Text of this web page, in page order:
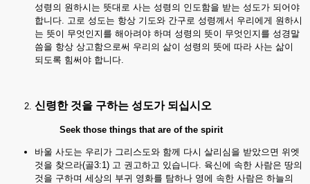
성령의 원하시는 뜻대로 사는 성령의 인도함을 받는 성도가 되어야
합니다. 고로 성도는 항상 기도와 간구로 성령께서 우리에게 원하시
는 뜻이 무엇인지를 해아려야 하며 성령의 뜻이 무엇인지를 성경말
씀을 항상 상고함으로써 우리의 삶이 성령의 뜻에 따라 사는 삶이
되도록 힘써야 합니다.
신령한 것을 구하는 성도가 되십시오
Seek those things that are of the spirit
바울 사도는 우리가 그리스도와 함께 다시 살리심을 받았으면 위엣
것을 찾으라(골3:1) 고 권고하고 있습니다. 육신에 속한 사람은 땅의
것을 구하며 세상의 부귀 영화를 탐하나 영에 속한 사람은 하늘의